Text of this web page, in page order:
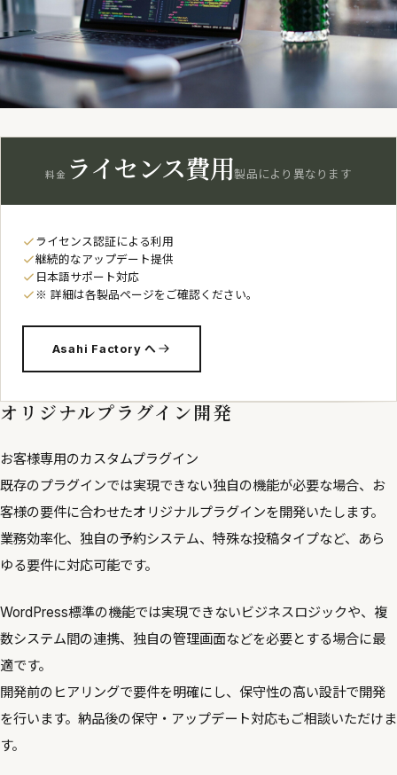
料金 ライセンス費用製品により異なります
ライセンス認証による利用
継続的なアップデート提供
日本語サポート対応
※ 詳細は各製品ページをご確認ください。
Asahi Factory へ
オリジナルプラグイン開発
お客様専用のカスタムプラグイン
既存のプラグインでは実現できない独自の機能が必要な場合、お
客様の要件に合わせたオリジナルプラグインを開発いたします。
業務効率化、独自の予約システム、特殊な投稿タイプなど、あら
ゆる要件に対応可能です。
WordPress標準の機能では実現できないビジネスロジックや、複
数システム間の連携、独自の管理画面などを必要とする場合に最
適です。
開発前のヒアリングで要件を明確にし、保守性の高い設計で開発
を行います。納品後の保守・アップデート対応もご相談いただけま
す。